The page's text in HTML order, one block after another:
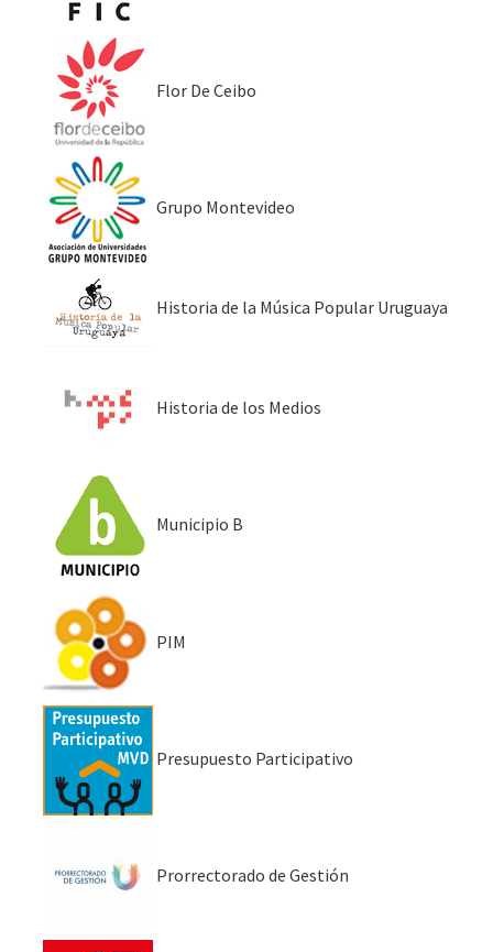
Flor De Ceibo
Grupo Montevideo
Historia de la Música Popular Uruguaya
Historia de los Medios
Municipio B
PIM
Presupuesto Participativo
Prorrectorado de Gestión